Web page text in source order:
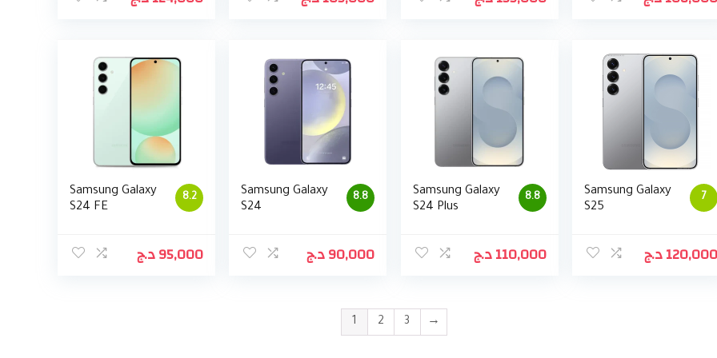
8.2
Samsung Galaxy
S24 FE
95,000د.ج
8.8
Samsung Galaxy
S24
90,000د.ج
8.8
Samsung Galaxy
S24 Plus
110,000د.ج
7
Samsung Galaxy
S25
120,000د.ج
1 2 3 →